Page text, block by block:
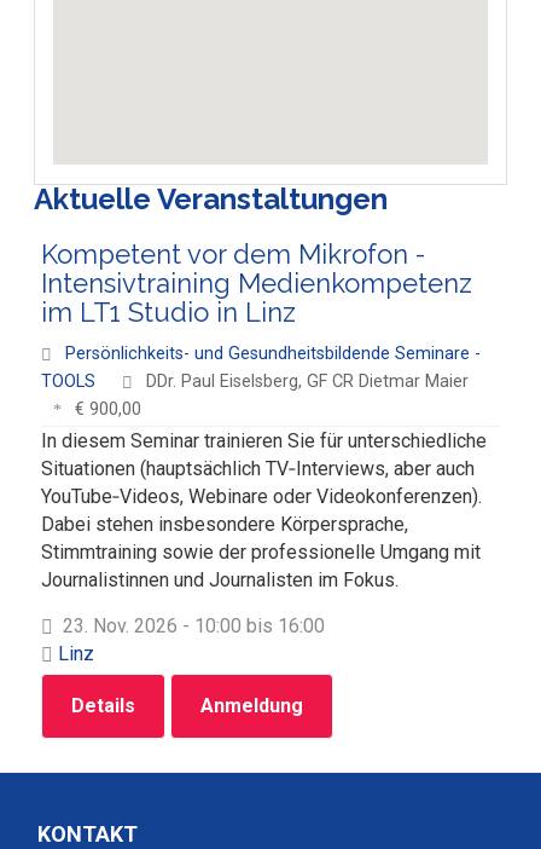
Aktuelle Veranstaltungen
Kompetent vor dem Mikrofon -
Intensivtraining Medienkompetenz
im LT1 Studio in Linz
Persönlichkeits- und Gesundheitsbildende Seminare -
TOOLS
DDr. Paul Eiselsberg, GF CR Dietmar Maier
€ 900,00
In diesem Seminar trainieren Sie für unterschiedliche
Situationen (hauptsächlich TV‑Interviews, aber auch
YouTube‑Videos, Webinare oder Videokonferenzen).
Dabei stehen insbesondere Körpersprache,
Stimmtraining sowie der professionelle Umgang mit
Journalistinnen und Journalisten im Fokus.
23. Nov. 2026 - 10:00 bis 16:00
Linz
Details Anmeldung
KONTAKT